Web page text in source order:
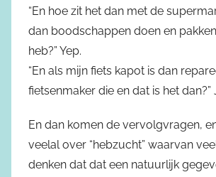
“En hoe zit het dan met de
dan boodschappen doen en
heb?” Yep.
“En als mijn fiets kapot is dan
fietsenmaker die en dat is het dan?”
En dan komen de vervolgvragen,
veelal over “hebzucht” waarvan
denken dat dat een natuurlijk